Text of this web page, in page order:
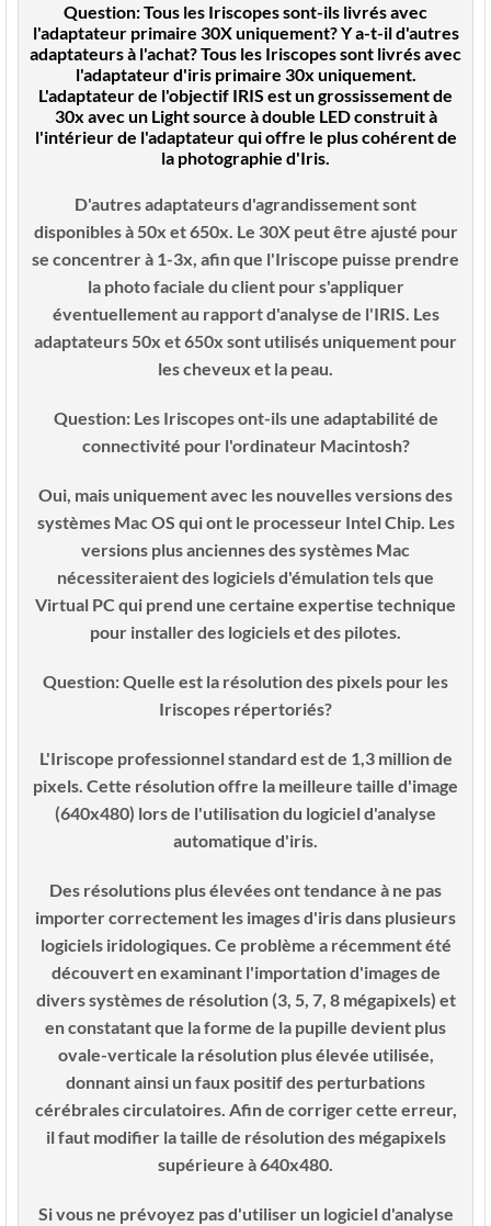
Question:Tous les Iriscopes sont-ils livrés avec
l'adaptateur primaire 30X uniquement? Y a-t-il d'autres
adaptateurs à l'achat?Tous les Iriscopes sont livrés avec
l'adaptateur d'iris primaire 30x uniquement.
L'adaptateur de l'objectif IRIS est un grossissement de
30x avec un Light source à double LED construit à
l'intérieur de l'adaptateur qui offre le plus cohérent de
la photographie d'Iris.
D'autres adaptateurs d'agrandissement sont
disponibles à 50x et 650x. Le 30X peut être ajusté pour
se concentrer à 1-3x, afin que l'Iriscope puisse prendre
la photo faciale du client pour s'appliquer
éventuellement au rapport d'analyse de l'IRIS. Les
adaptateurs 50x et 650x sont utilisés uniquement pour
les cheveux et la peau.
Question: Les Iriscopes ont-ils une adaptabilité de
connectivité pour l'ordinateur Macintosh?
Oui, mais uniquement avec les nouvelles versions des
systèmes Mac OS qui ont le processeur Intel Chip. Les
versions plus anciennes des systèmes Mac
nécessiteraient des logiciels d'émulation tels que
Virtual PC qui prend une certaine expertise technique
pour installer des logiciels et des pilotes.
Question:Quelle est la résolution des pixels pour les
Iriscopes répertoriés?
L'Iriscope professionnel standard est de 1,3 million de
pixels. Cette résolution offre la meilleure taille d'image
(640x480) lors de l'utilisation du logiciel d'analyse
automatique d'iris.
Des résolutions plus élevées ont tendance à ne pas
importer correctement les images d'iris dans plusieurs
logiciels iridologiques. Ce problème a récemment été
découvert en examinant l'importation d'images de
divers systèmes de résolution (3, 5, 7, 8 mégapixels) et
en constatant que la forme de la pupille devient plus
ovale-verticale la résolution plus élevée utilisée,
donnant ainsi un faux positif des perturbations
cérébrales circulatoires. Afin de corriger cette erreur,
il faut modifier la taille de résolution des mégapixels
supérieure à 640x480.
Si vous ne prévoyez pas d'utiliser un logiciel d'analyse